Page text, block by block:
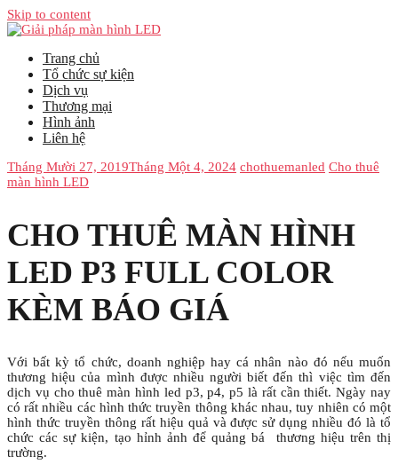
Skip to content
Trang chủ
Tổ chức sự kiện
Dịch vụ
Thương mại
Hình ảnh
Liên hệ
Tháng Mười 27, 2019Tháng Một 4, 2024 chothuemanled Cho thuê
màn hình LED
CHO THUÊ MÀN HÌNH
LED P3 FULL COLOR
KÈM BÁO GIÁ
Với bất kỳ tổ chức, doanh nghiệp hay cá nhân nào đó nếu muốn
thương hiệu của mình được nhiều người biết đến thì việc tìm đến
dịch vụ cho thuê màn hình led p3, p4, p5 là rất cần thiết. Ngày nay
có rất nhiều các hình thức truyền thông khác nhau, tuy nhiên có một
hình thức truyền thông rất hiệu quả và được sử dụng nhiều đó là tổ
chức các sự kiện, tạo hỉnh ảnh để quảng bá thương hiệu trên thị
trường.